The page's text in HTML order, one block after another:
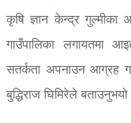
कृषि ज्ञान केन्द्र गुल्मीका
गाउँपालिका लगायतमा
सतर्कता अपनाउन आग्रह
बुद्धिराज घिमिरेले